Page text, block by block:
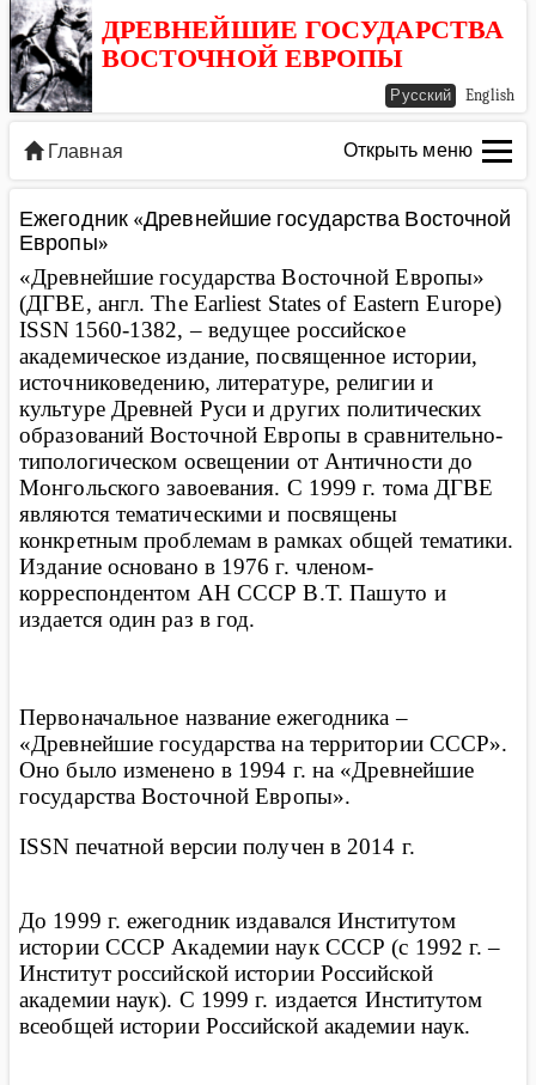
ДРЕВНЕЙШИЕ ГОСУДАРСТВА
ВОСТОЧНОЙ ЕВРОПЫ
Русский English
Главная Открыть меню
Ежегодник «Древнейшие государства Восточной
Европы»
«Древнейшие государства Восточной Европы»
(ДГВЕ, англ.The Earliest States of Eastern Europe)
ISSN 1560-1382, – ведущее российское
академическое издание, посвященное истории,
источниковедению, литературе, религии и
культуре Древней Руси и других политических
образований Восточной Европы в сравнительно-
типологическом освещении от Античности до
Монгольского завоевания. С 1999 г. тома ДГВЕ
являются тематическими и посвящены
конкретным проблемам в рамках общей тематики.
Издание основано в 1976 г. членом-
корреспондентом АН СССР В.Т. Пашуто и
издается один раз в год.
Первоначальное название ежегодника –
«Древнейшие государства на территории СССР».
Оно было изменено в 1994 г. на «Древнейшие
государства Восточной Европы».
ISSN печатной версии получен в 2014 г.
До 1999 г. ежегодник издавался Институтом
истории СССР Академии наук СССР (с 1992 г. –
Институт российской истории Российской
академии наук). С 1999 г. издается Институтом
всеобщей истории Российской академии наук.